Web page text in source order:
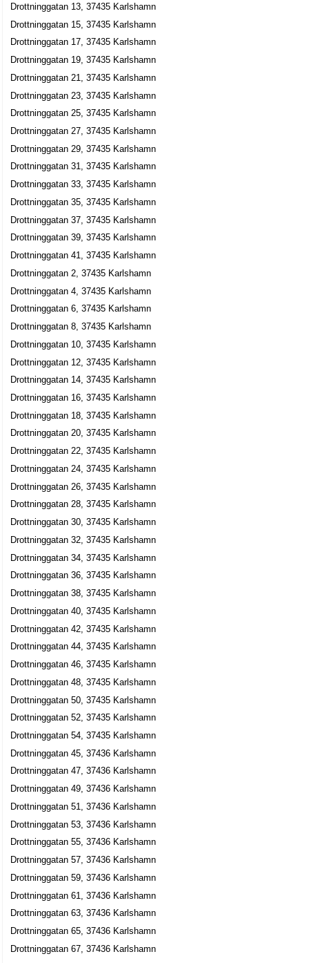
0454-14220
Drottninggatan 102-104, 37438 Karlshamn
Filial till K/S Retail Vaxjo Sverige, Danmark
Dahla Gardin- & Mattaffär i Karlshamn AB
Bo Karlsson
0454-12686
Drottninggatan 106, 37438 Karlshamn
Nattljus i Carlshamn
Ingrid Marianne Fristedt
0454-17553
Drottninggatan 18 Lgh 1001, 37435 Karlshamn
Eva Ekelund
0454-10407
Kejo tjänster
Lars Kenneth Stefan Johnsson
Drottninggatan 20 Lgh 1101, 37435 Karlshamn
S & Q Speed and Quality AB
0454-19611
Drottninggatan 22, 37435 Karlshamn
Mats Jönsson För Garveriet
Drottninggatan 26, 37435 Karlshamn
Albertsberg Business Consulting & Development
AB
Lars Magnus Larsson
0454-304051
Albertsberg Invest AB
Lars Magnus Larsson
0454-304051
Drottninggatan 26, 37435 Karlshamn
Ståhlberg Redovisning AB
Magnus Filip Ståhlberg
0454-14322
Drottninggatan 26, 37435 Karlshamn
Unap AB
Esa Matti Niemi
0454-84992
Drottninggatan 26, 37435 Karlshamn
Inreda i Karlshamn AB
Per Henrik Ifwarsson
0454-18714
Drottninggatan 37, 37435 Karlshamn
Blekinge Ishockeyförbund
0454-84922
Drottninggatan 38, 37435 Karlshamn
Folke Bagewitz Tandvård AB
Lars-Folke Sigfrid Bagewitz
Drottninggatan 40, 37435 Karlshamn
Lovéns Tandvård AB
Frans Oskar Lovén
Drottninggatan 40, 37435 Karlshamn
Drottninggatan 13, 37435 Karlshamn
Drottninggatan 15, 37435 Karlshamn
Drottninggatan 17, 37435 Karlshamn
Drottninggatan 19, 37435 Karlshamn
Drottninggatan 21, 37435 Karlshamn
Drottninggatan 23, 37435 Karlshamn
Drottninggatan 25, 37435 Karlshamn
Drottninggatan 27, 37435 Karlshamn
Drottninggatan 29, 37435 Karlshamn
Drottninggatan 31, 37435 Karlshamn
Drottninggatan 33, 37435 Karlshamn
Drottninggatan 35, 37435 Karlshamn
Drottninggatan 37, 37435 Karlshamn
Drottninggatan 39, 37435 Karlshamn
Drottninggatan 41, 37435 Karlshamn
Drottninggatan 2, 37435 Karlshamn
Drottninggatan 4, 37435 Karlshamn
Drottninggatan 6, 37435 Karlshamn
Drottninggatan 8, 37435 Karlshamn
Drottninggatan 10, 37435 Karlshamn
Drottninggatan 12, 37435 Karlshamn
Drottninggatan 14, 37435 Karlshamn
Drottninggatan 16, 37435 Karlshamn
Drottninggatan 18, 37435 Karlshamn
Drottninggatan 20, 37435 Karlshamn
Drottninggatan 22, 37435 Karlshamn
Drottninggatan 24, 37435 Karlshamn
Drottninggatan 26, 37435 Karlshamn
Drottninggatan 28, 37435 Karlshamn
Drottninggatan 30, 37435 Karlshamn
Drottninggatan 32, 37435 Karlshamn
Drottninggatan 34, 37435 Karlshamn
Drottninggatan 36, 37435 Karlshamn
Drottninggatan 38, 37435 Karlshamn
Drottninggatan 40, 37435 Karlshamn
Drottninggatan 42, 37435 Karlshamn
Drottninggatan 44, 37435 Karlshamn
Drottninggatan 46, 37435 Karlshamn
Drottninggatan 48, 37435 Karlshamn
Drottninggatan 50, 37435 Karlshamn
Drottninggatan 52, 37435 Karlshamn
Drottninggatan 54, 37435 Karlshamn
Drottninggatan 45, 37436 Karlshamn
Drottninggatan 47, 37436 Karlshamn
Drottninggatan 49, 37436 Karlshamn
Drottninggatan 51, 37436 Karlshamn
Drottninggatan 53, 37436 Karlshamn
Drottninggatan 55, 37436 Karlshamn
Drottninggatan 57, 37436 Karlshamn
Drottninggatan 59, 37436 Karlshamn
Drottninggatan 61, 37436 Karlshamn
Drottninggatan 63, 37436 Karlshamn
Drottninggatan 65, 37436 Karlshamn
Drottninggatan 67, 37436 Karlshamn